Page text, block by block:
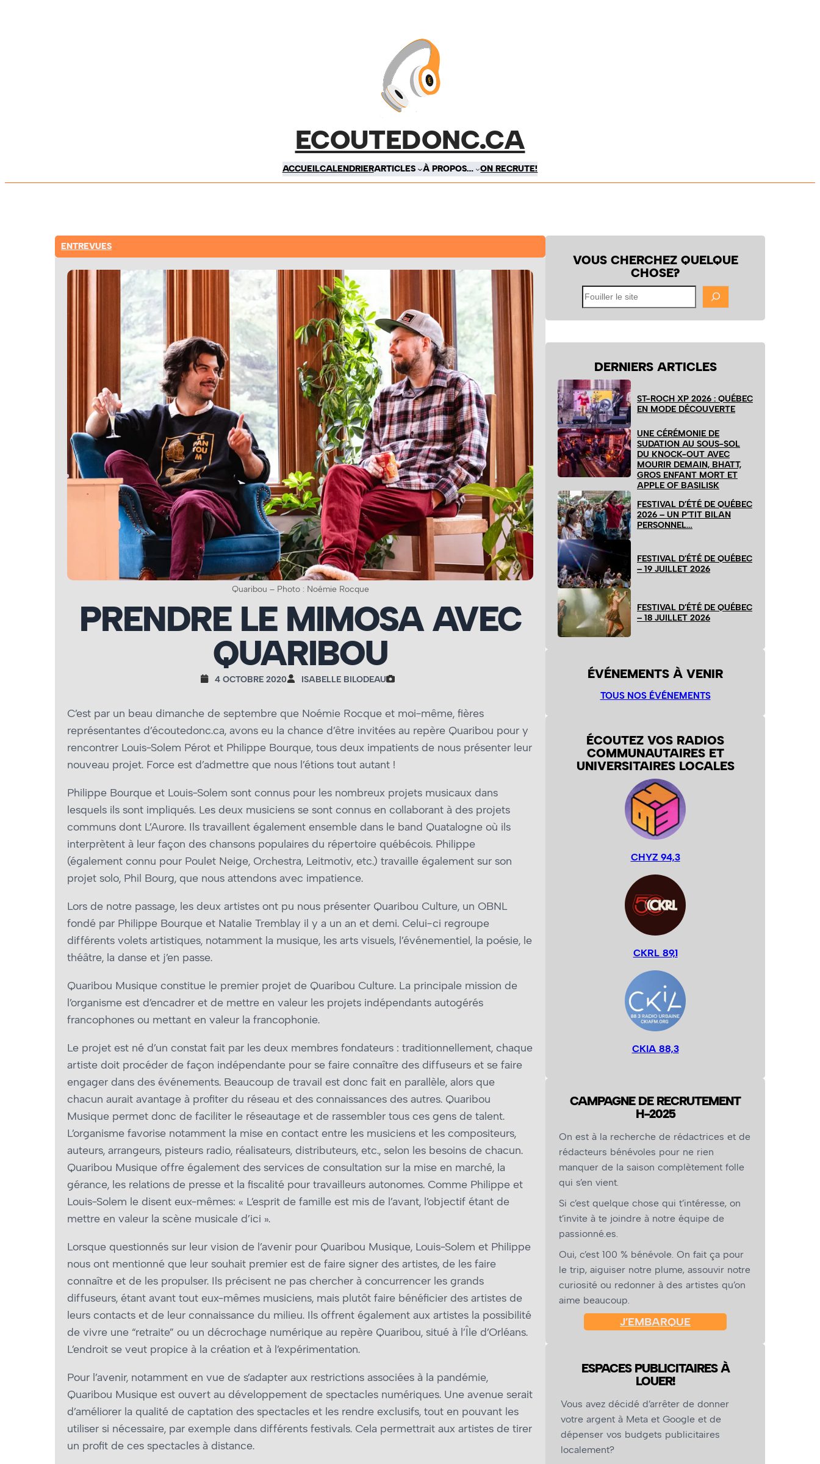
ECOUTEDONC.CA
ACCUEILCALENDRIERARTICLES À PROPOS… ON RECRUTE!
ENTREVUES
Quaribou – Photo : Noémie Rocque
PRENDRE LE MIMOSA AVEC
QUARIBOU
4 OCTOBRE 2020 ISABELLE BILODEAU
C’est par un beau dimanche de septembre que Noémie Rocque et moi-même, fières
représentantes d’écoutedonc.ca, avons eu la chance d’être invitées au repère Quaribou pour y
rencontrer Louis-Solem Pérot et Philippe Bourque, tous deux impatients de nous présenter leur
nouveau projet. Force est d’admettre que nous l’étions tout autant !
Philippe Bourque et Louis-Solem sont connus pour les nombreux projets musicaux dans
lesquels ils sont impliqués. Les deux musiciens se sont connus en collaborant à des projets
communs dont L’Aurore. Ils travaillent également ensemble dans le band Quatalogne où ils
interprètent à leur façon des chansons populaires du répertoire québécois. Philippe
(également connu pour Poulet Neige, Orchestra, Leitmotiv, etc.) travaille également sur son
projet solo, Phil Bourg, que nous attendons avec impatience.
Lors de notre passage, les deux artistes ont pu nous présenter Quaribou Culture, un OBNL
fondé par Philippe Bourque et Natalie Tremblay il y a un an et demi. Celui-ci regroupe
différents volets artistiques, notamment la musique, les arts visuels, l’événementiel, la poésie, le
théâtre, la danse et j’en passe.
Quaribou Musique constitue le premier projet de Quaribou Culture. La principale mission de
l’organisme est d’encadrer et de mettre en valeur les projets indépendants autogérés
francophones ou mettant en valeur la francophonie.
Le projet est né d’un constat fait par les deux membres fondateurs : traditionnellement, chaque
artiste doit procéder de façon indépendante pour se faire connaître des diffuseurs et se faire
engager dans des événements. Beaucoup de travail est donc fait en parallèle, alors que
chacun aurait avantage à profiter du réseau et des connaissances des autres. Quaribou
Musique permet donc de faciliter le réseautage et de rassembler tous ces gens de talent.
L’organisme favorise notamment la mise en contact entre les musiciens et les compositeurs,
auteurs, arrangeurs, pisteurs radio, réalisateurs, distributeurs, etc., selon les besoins de chacun.
Quaribou Musique offre également des services de consultation sur la mise en marché, la
gérance, les relations de presse et la fiscalité pour travailleurs autonomes. Comme Philippe et
Louis-Solem le disent eux-mêmes: « L’esprit de famille est mis de l’avant, l’objectif étant de
mettre en valeur la scène musicale d’ici ».
Lorsque questionnés sur leur vision de l’avenir pour Quaribou Musique, Louis-Solem et Philippe
nous ont mentionné que leur souhait premier est de faire signer des artistes, de les faire
connaître et de les propulser. Ils précisent ne pas chercher à concurrencer les grands
diffuseurs, étant avant tout eux-mêmes musiciens, mais plutôt faire bénéficier des artistes de
leurs contacts et de leur connaissance du milieu. Ils offrent également aux artistes la possibilité
de vivre une “retraite” ou un décrochage numérique au repère Quaribou, situé à l’Île d’Orléans.
L’endroit se veut propice à la création et à l’expérimentation.
Pour l’avenir, notamment en vue de s’adapter aux restrictions associées à la pandémie,
Quaribou Musique est ouvert au développement de spectacles numériques. Une avenue serait
d’améliorer la qualité de captation des spectacles et les rendre exclusifs, tout en pouvant les
utiliser si nécessaire, par exemple dans différents festivals. Cela permettrait aux artistes de tirer
un profit de ces spectacles à distance.
VOUS CHERCHEZ QUELQUE
CHOSE?
Fouiller
le
site
DERNIERS ARTICLES
ST-ROCH XP 2026 : QUÉBEC
EN MODE DÉCOUVERTE
UNE CÉRÉMONIE DE
SUDATION AU SOUS-SOL
DU KNOCK-OUT AVEC
MOURIR DEMAIN, BHATT,
GROS ENFANT MORT ET
APPLE OF BASILISK
FESTIVAL D’ÉTÉ DE QUÉBEC
2026 – UN P’TIT BILAN
PERSONNEL…
FESTIVAL D’ÉTÉ DE QUÉBEC
– 19 JUILLET 2026
FESTIVAL D’ÉTÉ DE QUÉBEC
– 18 JUILLET 2026
ÉVÉNEMENTS À VENIR
TOUS NOS ÉVÉNEMENTS
ÉCOUTEZ VOS RADIOS
COMMUNAUTAIRES ET
UNIVERSITAIRES LOCALES
CHYZ 94,3
CKRL 89,1
CKIA 88,3
CAMPAGNE DE RECRUTEMENT
H-2025
On est à la recherche de rédactrices et de
rédacteurs bénévoles pour ne rien
manquer de la saison complètement folle
qui s’en vient.
Si c’est quelque chose qui t’intéresse, on
t’invite à te joindre à notre équipe de
passionné.es.
Oui, c’est 100 % bénévole. On fait ça pour
le trip, aiguiser notre plume, assouvir notre
curiosité ou redonner à des artistes qu’on
aime beaucoup.
J’EMBARQUE
ESPACES PUBLICITAIRES À
LOUER!
Vous avez décidé d’arrêter de donner
votre argent à Meta et Google et de
dépenser vos budgets publicitaires
localement?